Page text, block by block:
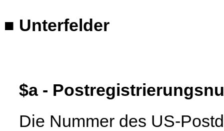
■ Unterfelder
$a -
Die Nummer des US-